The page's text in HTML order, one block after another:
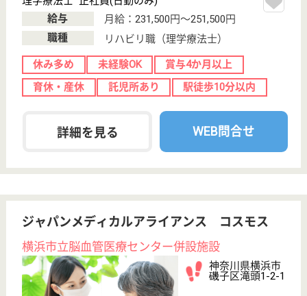
神奈川県の花物語いそごは、グループホームを運営し
ています。 ぜひ各求人をご覧ください。
介護職 パート(夜勤のみ)
給与
時給：1,197円〜1,282円
職種
介護職
無資格可 未経験OK 駅徒歩10分以内
WEB問合せ
やさしい手磯子居宅介護支援事業所
神奈川県横浜市
磯子区原2-7-2
新杉田駅徒歩5
居宅介護支援事
業所, 訪問介護
神奈川県のやさしい手磯子居宅介護支援事業所は、居
宅介護支援事業所・訪問介護を運営しています。 ぜ
ひ各求人をご覧ください。